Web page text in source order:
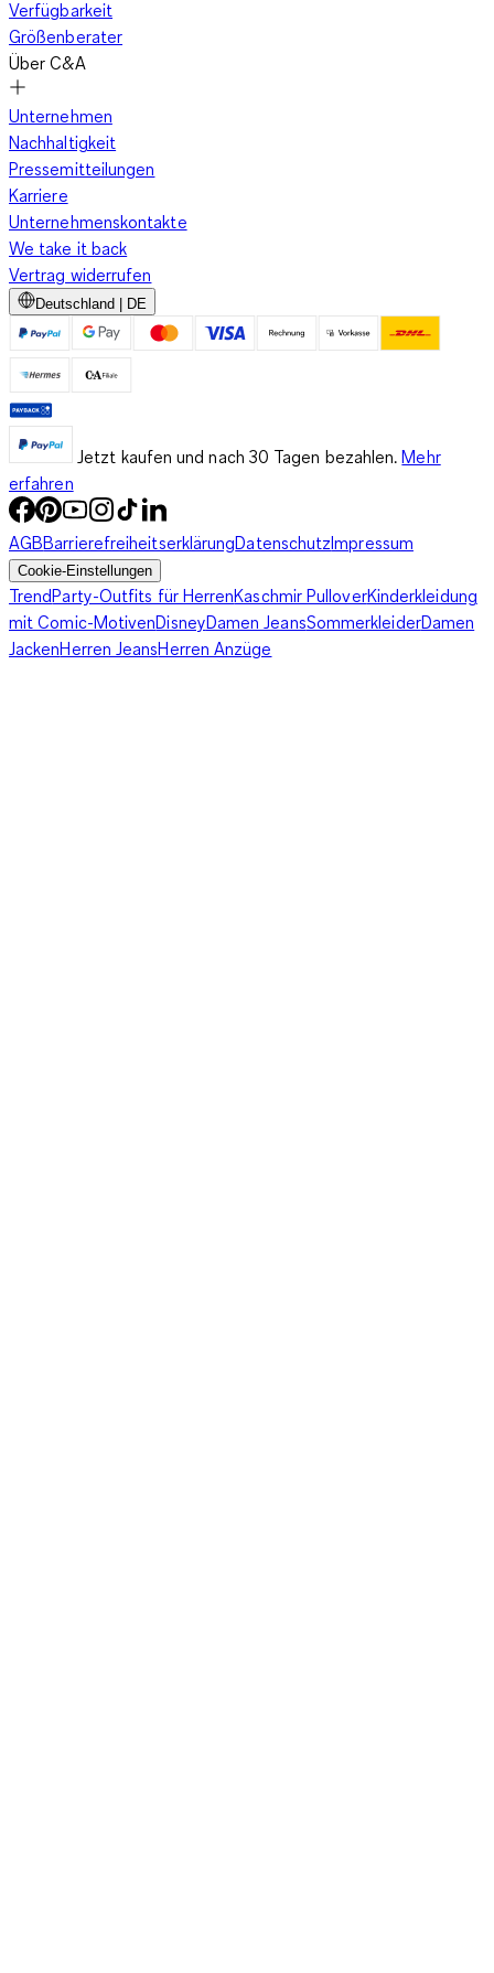
Verfügbarkeit
Größenberater
Über C&A
Unternehmen
Nachhaltigkeit
Pressemitteilungen
Karriere
Unternehmenskontakte
We take it back
Vertrag widerrufen
Deutschland | DE
Jetzt kaufen und nach 30 Tagen bezahlen. Mehr
erfahren
AGBBarrierefreiheitserklärungDatenschutzImpressum
Cookie-Einstellungen
TrendParty-Outfits für HerrenKaschmir PulloverKinderkleidung
mit Comic-MotivenDisneyDamen JeansSommerkleiderDamen
JackenHerren JeansHerren Anzüge